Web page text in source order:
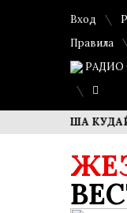
Вход
Правила
РАДИО
ДИМАША